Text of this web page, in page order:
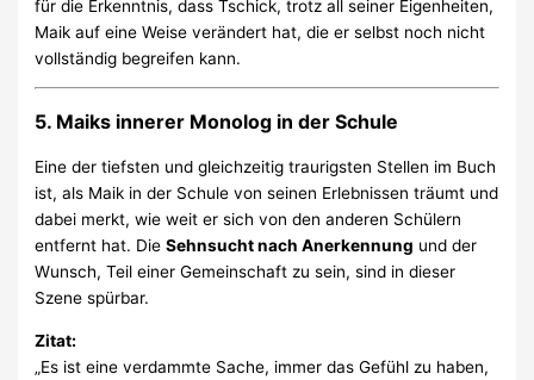
für die Erkenntnis, dass Tschick, trotz all seiner Eigenheiten,
Maik auf eine Weise verändert hat, die er selbst noch nicht
vollständig begreifen kann.
5. Maiks innerer Monolog in der Schule
Eine der tiefsten und gleichzeitig traurigsten Stellen im Buch
ist, als Maik in der Schule von seinen Erlebnissen träumt und
dabei merkt, wie weit er sich von den anderen Schülern
entfernt hat. DieSehnsucht nach Anerkennung und der
Wunsch, Teil einer Gemeinschaft zu sein, sind in dieser
Szene spürbar.
Zitat:
„Es ist eine verdammte Sache, immer das Gefühl zu haben,